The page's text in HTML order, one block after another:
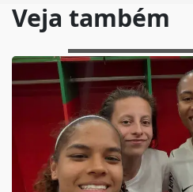
Veja também